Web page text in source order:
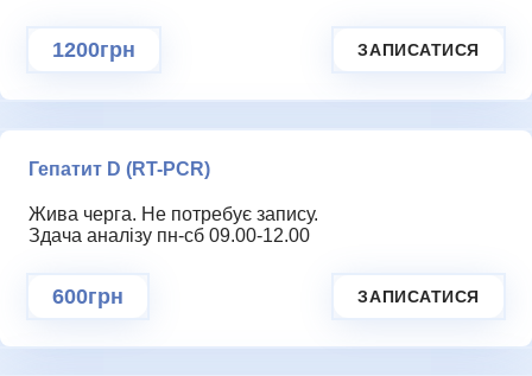
1200грн ЗАПИСАТИСЯ
Гепатит D (RT-PCR)
Жива черга. Не потребує запису.
Здача аналізу пн-сб 09.00-12.00
600грн ЗАПИСАТИСЯ